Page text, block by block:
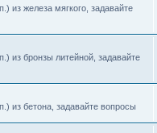
из железа мягкого, задавайте
из бронзы литейной, задавайте
из бетона, задавайте вопросы